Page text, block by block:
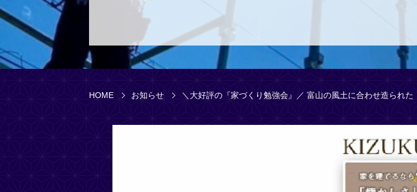
HOME お知らせ ＼大好評の『家づくり勉強会』／ 富山の風土に合わせ造られ